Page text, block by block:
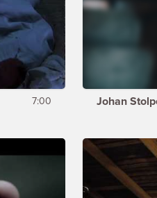
7:00 Johan